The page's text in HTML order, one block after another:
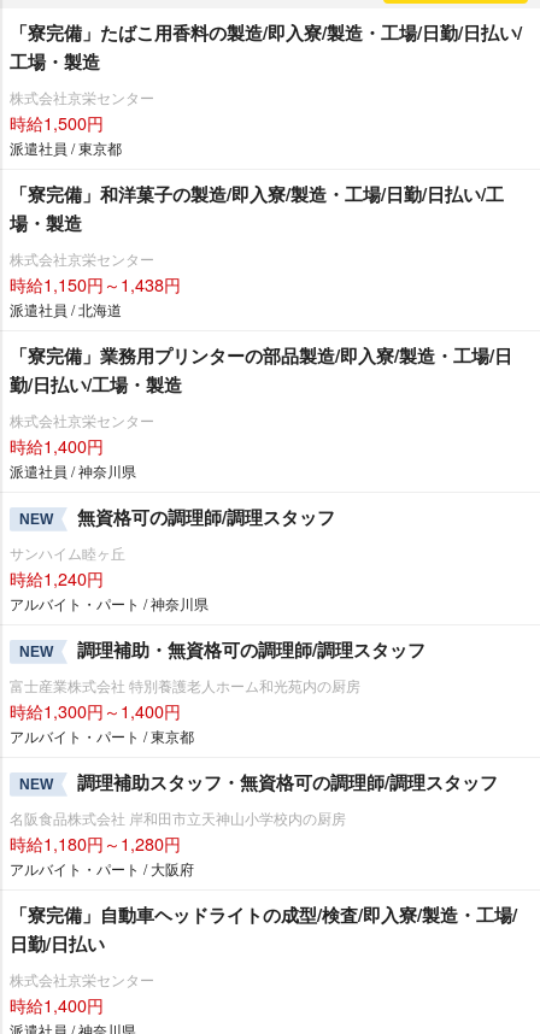
「寮完備」たばこ用香料の製造/即入寮/製造・工場/日勤/日払い/
工場・製造
株式会社京栄センター
時給1,500円
派遣社員 / 東京都
「寮完備」和洋菓子の製造/即入寮/製造・工場/日勤/日払い/工
場・製造
株式会社京栄センター
時給1,150円～1,438円
派遣社員 / 北海道
「寮完備」業務用プリンターの部品製造/即入寮/製造・工場/日
勤/日払い/工場・製造
株式会社京栄センター
時給1,400円
派遣社員 / 神奈川県
NEW 無資格可の調理師/調理スタッフ
サンハイム睦ヶ丘
時給1,240円
アルバイト・パート / 神奈川県
NEW 調理補助・無資格可の調理師/調理スタッフ
富士産業株式会社 特別養護老人ホーム和光苑内の厨房
時給1,300円～1,400円
アルバイト・パート / 東京都
NEW 調理補助スタッフ・無資格可の調理師/調理スタッフ
名阪食品株式会社 岸和田市立天神山小学校内の厨房
時給1,180円～1,280円
アルバイト・パート / 大阪府
「寮完備」自動車ヘッドライトの成型/検査/即入寮/製造・工場/
日勤/日払い
株式会社京栄センター
時給1,400円
派遣社員 / 神奈川県